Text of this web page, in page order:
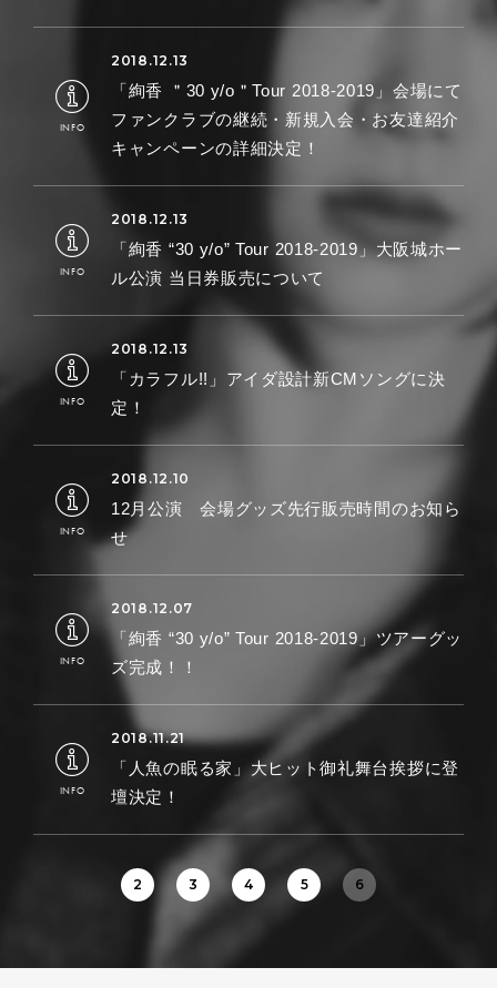
「絢香 ＂30 y/o＂Tour 2018-2019」会場にて
ファンクラブの継続・新規入会・お友達紹介
キャンペーンの詳細決定！
「絢香 “30 y/o” Tour 2018-2019」大阪城ホー
ル公演 当日券販売について
「カラフル!!」アイダ設計新CMソングに決
定！
12月公演 会場グッズ先行販売時間のお知ら
せ
「絢香 “30 y/o” Tour 2018-2019」ツアーグッ
ズ完成！！
「人魚の眠る家」大ヒット御礼舞台挨拶に登
壇決定！
2 3 4 5 6